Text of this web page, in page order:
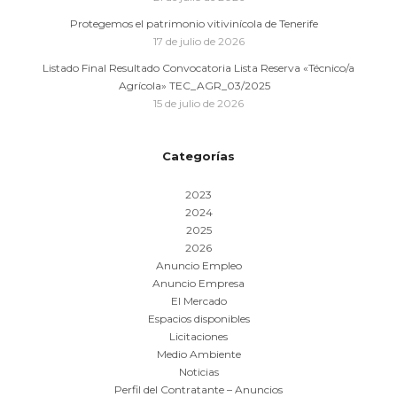
Protegemos el patrimonio vitivinícola de Tenerife
17 de julio de 2026
Listado Final Resultado Convocatoria Lista Reserva «Técnico/a
Agrícola» TEC_AGR_03/2025
15 de julio de 2026
Categorías
2023
2024
2025
2026
Anuncio Empleo
Anuncio Empresa
El Mercado
Espacios disponibles
Licitaciones
Medio Ambiente
Noticias
Perfil del Contratante – Anuncios